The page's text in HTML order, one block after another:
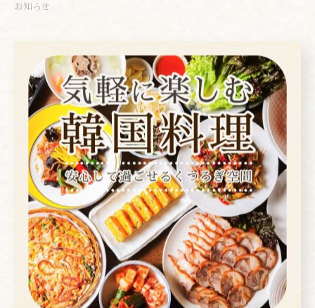
お知らせ
< 前のページ 一覧に戻る 次のページ >
カテゴリー Categories
全てのカテゴリー
焼肉
コース
お酒
ランチ
ディナー